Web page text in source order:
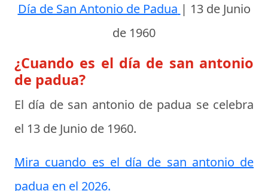
Día de San Antonio de Padua | 13 de Junio
de 1960
¿Cuando es el día de san antonio
de padua?
El día de san antonio de padua se celebra
el 13 de Junio de 1960.
Mira cuando es el día de san antonio de
padua en el 2026.